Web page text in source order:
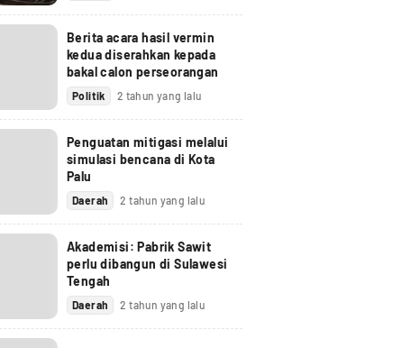
Berita acara hasil vermin
kedua diserahkan kepada
bakal calon perseorangan
Politik 2 tahun yang lalu
Penguatan mitigasi melalui
simulasi bencana di Kota
Palu
Daerah 2 tahun yang lalu
Akademisi: Pabrik Sawit
perlu dibangun di Sulawesi
Tengah
Daerah 2 tahun yang lalu